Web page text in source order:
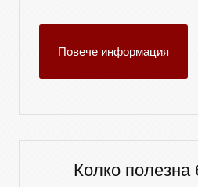
Повече информация
Колко полезна